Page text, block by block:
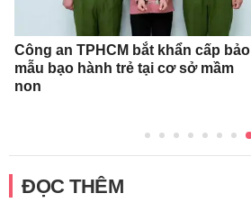
Công an TPHCM bắt khẩn cấp bảo
mẫu bạo hành trẻ tại cơ sở mầm
non
ĐỌC THÊM